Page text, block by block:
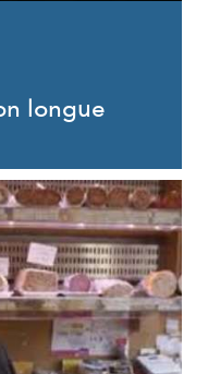
longue